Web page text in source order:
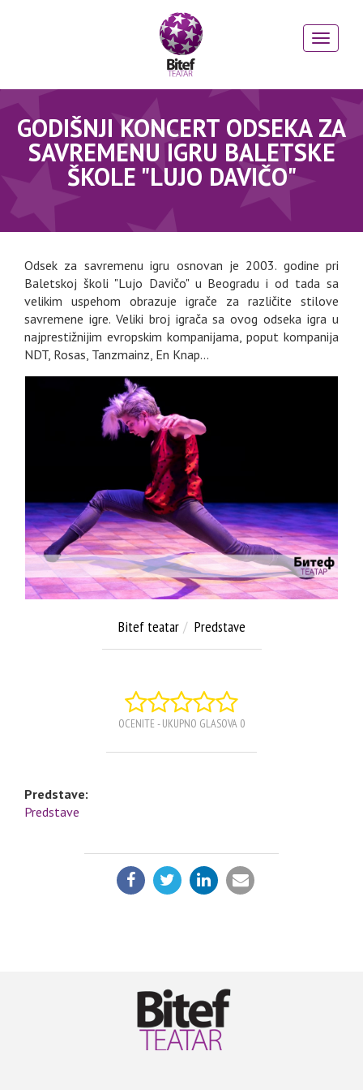
GODIŠNJI KONCERT ODSEKA ZA
SAVREMENU IGRU BALETSKE
ŠKOLE "LUJO DAVIČO"
Odsek za savremenu igru osnovan je 2003. godine pri
Baletskoj školi "Lujo Davičo" u Beogradu i od tada sa
velikim uspehom obrazuje igrače za različite stilove
savremene igre. Veliki broj igrača sa ovog odseka igra u
najprestižnijim evropskim kompanijama, poput kompanija
NDT, Rosas, Tanzmainz, En Knap...
GALERIJA
Bitef teatar Predstave
OCENITE - UKUPNO GLASOVA 0
Predstave:
Predstave
PODELI: